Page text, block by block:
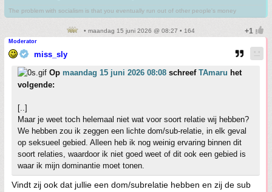
The problem with socialism is that you eventually run out of other people's money
• maandag 15 juni 2026 @ 08:27 • 164
Moderator
miss_sly
Op maandag 15 juni 2026 08:08 schreef TAmaru het
volgende:
[..]
Maar je weet toch helemaal niet wat voor soort relatie wij hebben?
We hebben zou ik zeggen een lichte dom/sub-relatie, in elk geval
op seksueel gebied. Alleen heb ik nog weinig ervaring binnen dit
soort relaties, waardoor ik niet goed weet of dit ook een gebied is
waar ik mijn dominantie moet tonen.
Vindt zij ook dat jullie een dom/subrelatie hebben en zij de sub